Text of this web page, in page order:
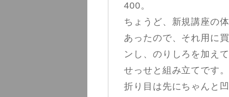
400。
ちょうど、新規講座の
あったので、それ用に
ンし、のりしろを加え
せっせと組み立てです。
折り目は先にちゃんと